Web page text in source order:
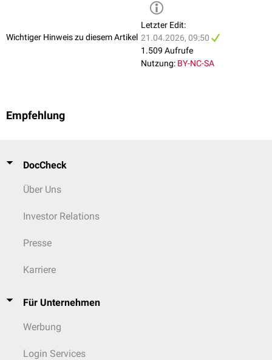
Wichtiger Hinweis zu diesem Artikel
Letzter Edit:
21.04.2026, 09:50
1.509 Aufrufe
Nutzung: BY-NC-SA
Empfehlung
DocCheck
Über Uns
Investor Relations
Presse
Karriere
Für Unternehmen
Werbung
Login Services